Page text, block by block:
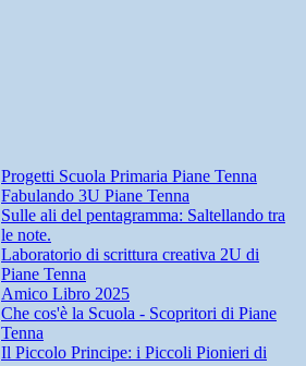
Progetti Scuola Primaria Piane Tenna
Fabulando 3U Piane Tenna
Sulle ali del pentagramma: Saltellando tra
le note.
Laboratorio di scrittura creativa 2U di
Piane Tenna
Amico Libro 2025
Che cos'è la Scuola - Scopritori di Piane
Tenna
Il Piccolo Principe: i Piccoli Pionieri di